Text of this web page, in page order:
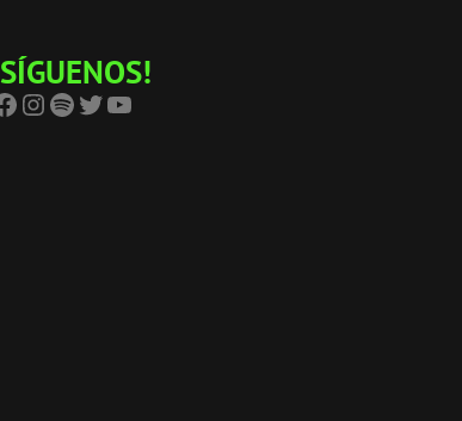
Instagram Spotify Twitter YouTube